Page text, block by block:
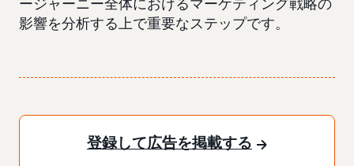
影響を分析する上で重要なステップです。
登録して広告を掲載する